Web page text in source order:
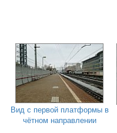
Вид с первой платформы в
чётном направлении